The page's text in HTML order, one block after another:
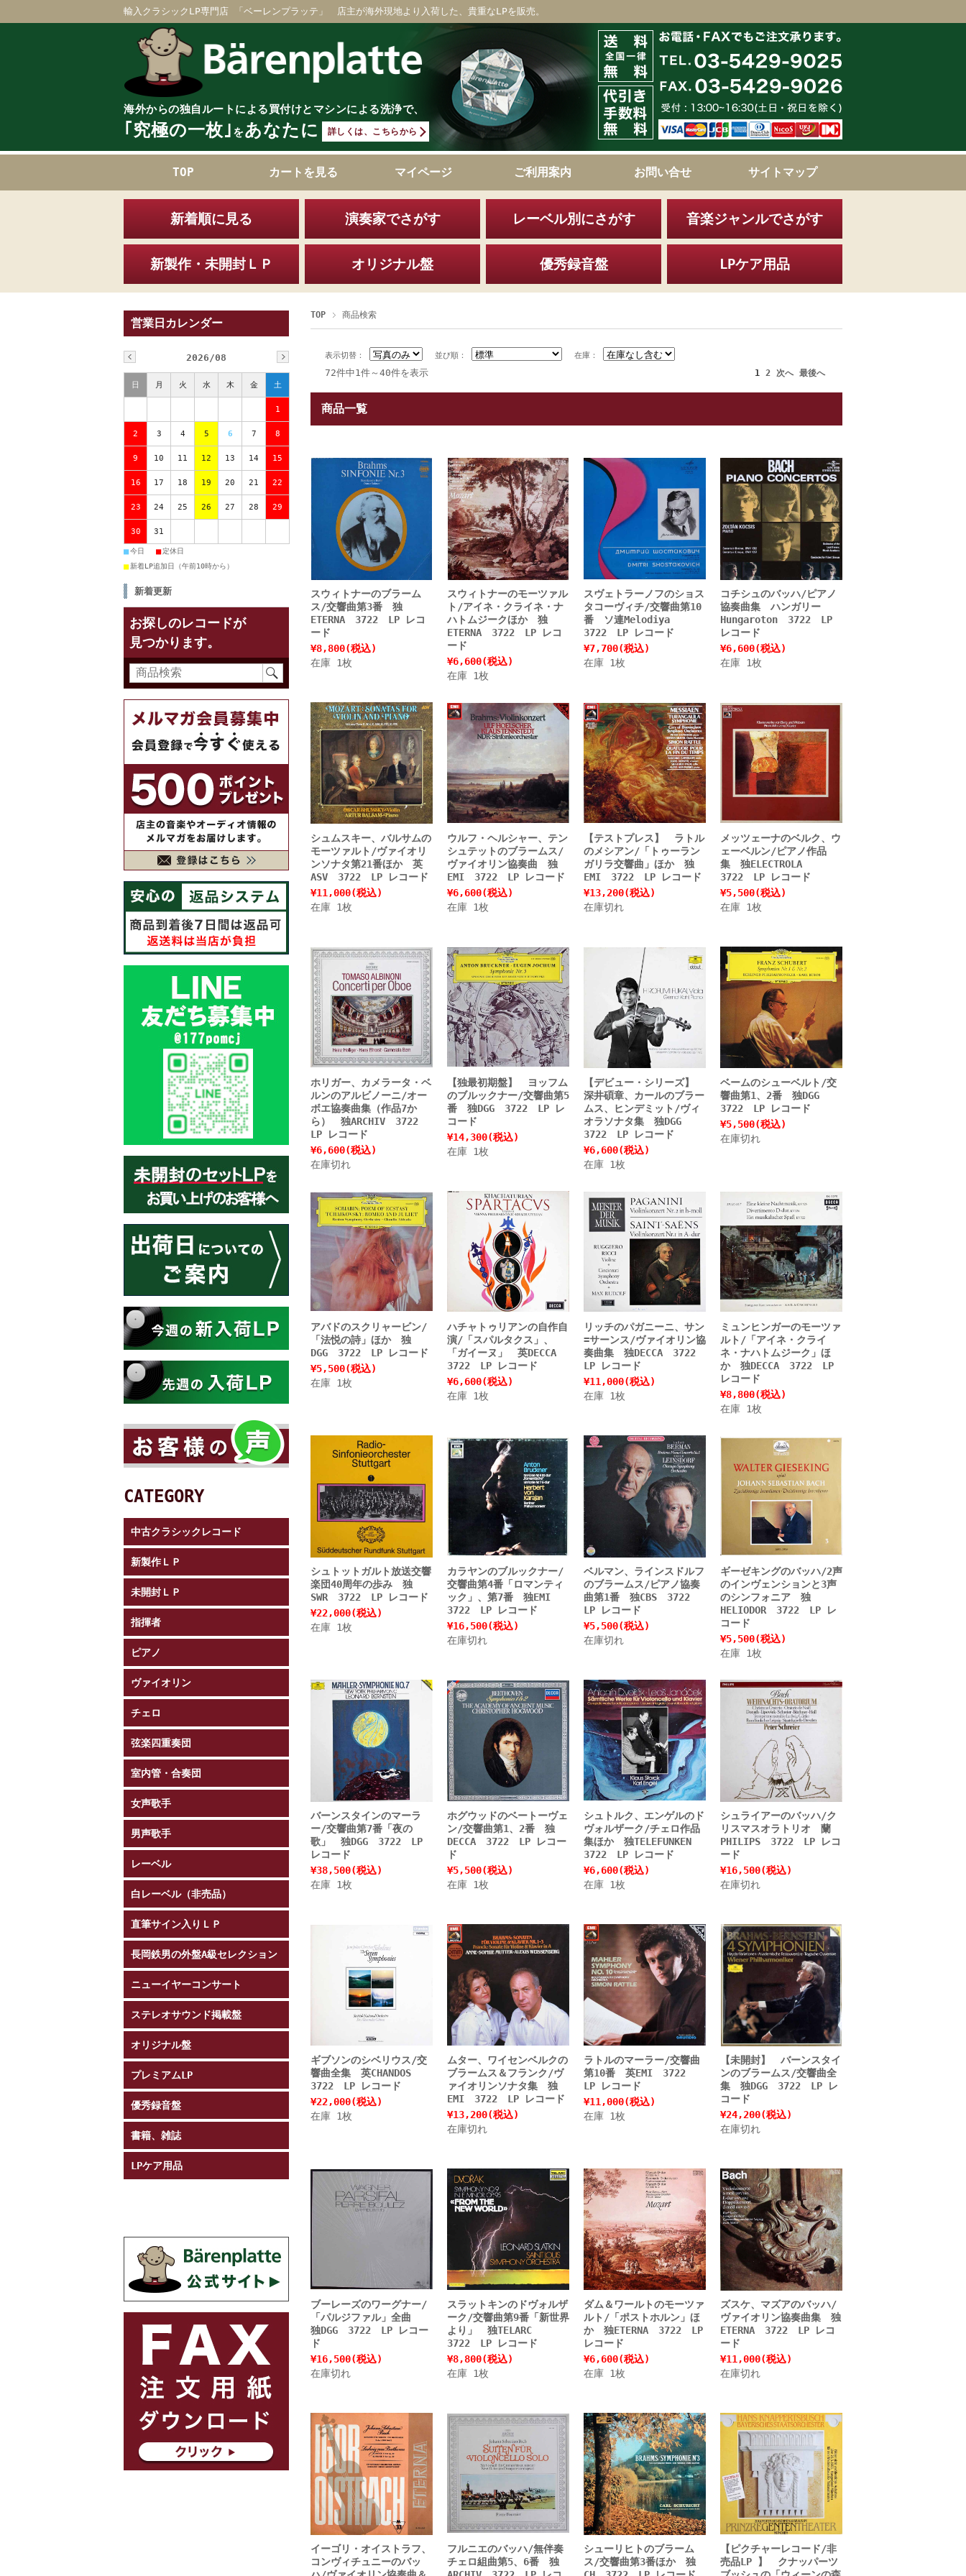
輸入クラシックLP専門店 「ベーレンプラッテ」 店主が海外現地より入荷した、貴重なLPを販売。
海外からの独自ルートによる買付けとマシンによる洗浄で、
｢究極の一枚｣ をあなたに 詳しくは、こちらから
TOP カートを見る マイページ ご利用案内 お問い合せ サイトマップ
新着順に見る 演奏家でさがす レーベル別にさがす 音楽ジャンルでさがす
新製作・未開封ＬＰ オリジナル盤 優秀録音盤 LPケア用品
TOP 商品検索
表示切替： 並び順： 在庫：
72件中1件～40件を表示 1 2 次へ 最後へ
商品一覧
スウィトナーのブラーム
ス/交響曲第3番 独
ETERNA 3722 LP レコ
ード
¥8,800(税込)
在庫 1枚
スウィトナーのモーツァル
ト/アイネ・クライネ・ナ
ハトムジークほか 独
ETERNA 3722 LP レコ
ード
¥6,600(税込)
在庫 1枚
スヴェトラーノフのショス
タコーヴィチ/交響曲第10
番 ソ連Melodiya
3722 LP レコード
¥7,700(税込)
在庫 1枚
コチシュのバッハ/ピアノ
協奏曲集 ハンガリー
Hungaroton 3722 LP
レコード
¥6,600(税込)
在庫 1枚
シュムスキー、バルサムの
モーツァルト/ヴァイオリ
ンソナタ第21番ほか 英
ASV 3722 LP レコード
¥11,000(税込)
在庫 1枚
ウルフ・ヘルシャー、テン
シュテットのブラームス/
ヴァイオリン協奏曲 独
EMI 3722 LP レコード
¥6,600(税込)
在庫 1枚
【テストプレス】 ラトル
のメシアン/「トゥーラン
ガリラ交響曲」ほか 独
EMI 3722 LP レコード
¥13,200(税込)
在庫切れ
メッツェーナのベルク、ウ
ェーベルン/ピアノ作品
集 独ELECTROLA
3722 LP レコード
¥5,500(税込)
在庫 1枚
ホリガー、カメラータ・ベ
ルンのアルビノーニ/オー
ボエ協奏曲集（作品7か
ら） 独ARCHIV 3722
LP レコード
¥6,600(税込)
在庫切れ
【独最初期盤】 ヨッフム
のブルックナー/交響曲第5
番 独DGG 3722 LP レ
コード
¥14,300(税込)
在庫 1枚
【デビュー・シリーズ】
深井碩章、カールのブラー
ムス、ヒンデミット/ヴィ
オラソナタ集 独DGG
3722 LP レコード
¥6,600(税込)
在庫 1枚
ベームのシューベルト/交
響曲第1、2番 独DGG
3722 LP レコード
¥5,500(税込)
在庫切れ
アバドのスクリャービン/
「法悦の詩」ほか 独
DGG 3722 LP レコード
¥5,500(税込)
在庫 1枚
ハチャトゥリアンの自作自
演/「スパルタクス」、
「ガイーヌ」 英DECCA
3722 LP レコード
¥6,600(税込)
在庫 1枚
リッチのパガニーニ、サン
=サーンス/ヴァイオリン協
奏曲集 独DECCA 3722
LP レコード
¥11,000(税込)
在庫 1枚
ミュンヒンガーのモーツァ
ルト/「アイネ・クライ
ネ・ナハトムジーク」ほ
か 独DECCA 3722 LP
レコード
¥8,800(税込)
在庫 1枚
シュトットガルト放送交響
楽団40周年の歩み 独
SWR 3722 LP レコード
¥22,000(税込)
在庫 1枚
カラヤンのブルックナー/
交響曲第4番「ロマンティ
ック」、第7番 独EMI
3722 LP レコード
¥16,500(税込)
在庫切れ
ベルマン、ラインスドルフ
のブラームス/ピアノ協奏
曲第1番 独CBS 3722
LP レコード
¥5,500(税込)
在庫切れ
ギーゼキングのバッハ/2声
のインヴェンションと3声
のシンフォニア 独
HELIODOR 3722 LP レ
コード
¥5,500(税込)
在庫 1枚
バーンスタインのマーラ
ー/交響曲第7番「夜の
歌」 独DGG 3722 LP
レコード
¥38,500(税込)
在庫 1枚
ホグウッドのベートーヴェ
ン/交響曲第1、2番 独
DECCA 3722 LP レコー
ド
¥5,500(税込)
在庫 1枚
シュトルク、エンゲルのド
ヴォルザーク/チェロ作品
集ほか 独TELEFUNKEN
3722 LP レコード
¥6,600(税込)
在庫 1枚
シュライアーのバッハ/ク
リスマスオラトリオ 蘭
PHILIPS 3722 LP レコ
ード
¥16,500(税込)
在庫切れ
ギブソンのシベリウス/交
響曲全集 英CHANDOS
3722 LP レコード
¥22,000(税込)
在庫 1枚
ムター、ワイセンベルクの
ブラームス＆フランク/ヴ
ァイオリンソナタ集 独
EMI 3722 LP レコード
¥13,200(税込)
在庫切れ
ラトルのマーラー/交響曲
第10番 英EMI 3722
LP レコード
¥11,000(税込)
在庫 1枚
【未開封】 バーンスタイ
ンのブラームス/交響曲全
集 独DGG 3722 LP レ
コード
¥24,200(税込)
在庫切れ
ブーレーズのワーグナー/
「パルジファル」全曲
独DGG 3722 LP レコー
ド
¥16,500(税込)
在庫切れ
スラットキンのドヴォルザ
ーク/交響曲第9番「新世界
より」 独TELARC
3722 LP レコード
¥8,800(税込)
在庫 1枚
ダム＆ワールトのモーツァ
ルト/「ポストホルン」ほ
か 独ETERNA 3722 LP
レコード
¥6,600(税込)
在庫 1枚
ズスケ、マズアのバッハ/
ヴァイオリン協奏曲集 独
ETERNA 3722 LP レコ
ード
¥11,000(税込)
在庫切れ
イーゴリ・オイストラフ、
コンヴィチュニーのバッ
フルニエのバッハ/無伴奏
チェロ組曲第5、6番 独
シューリヒトのブラーム
ス/交響曲第3番ほか 独
【ピクチャーレコード/非
売品LP 】 クナッパーツ
営業日カレンダー
2026/08
日 月 火 水 木 金 土
1
2 3 4 5 6 7 8
9 10 11 12 13 14 15
16 17 18 19 20 21 22
23 24 25 26 27 28 29
30 31
■今日 ■定休日
■新着LP追加日（午前10時から）
新着更新
お探しのレコードが
見つかります。
CATEGORY
中古クラシックレコード
新製作ＬＰ
未開封ＬＰ
指揮者
ピアノ
ヴァイオリン
チェロ
弦楽四重奏団
室内管・合奏団
女声歌手
男声歌手
レーベル
白レーベル（非売品）
直筆サイン入りＬＰ
長岡鉄男の外盤A級セレクション
ニューイヤーコンサート
ステレオサウンド掲載盤
オリジナル盤
プレミアムLP
優秀録音盤
書籍、雑誌
LPケア用品